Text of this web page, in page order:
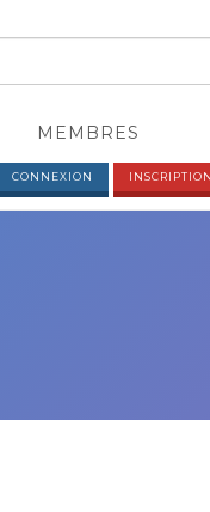
MEMBRES
CONNEXION INSCRIPTION